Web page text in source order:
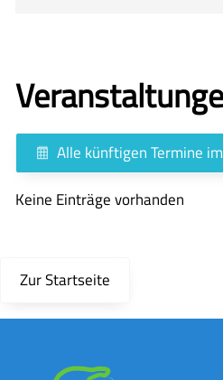
Alle künftigen Termine
Keine Einträge vorhanden
Zur Startseite